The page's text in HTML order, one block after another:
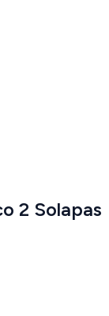
2 Solapas